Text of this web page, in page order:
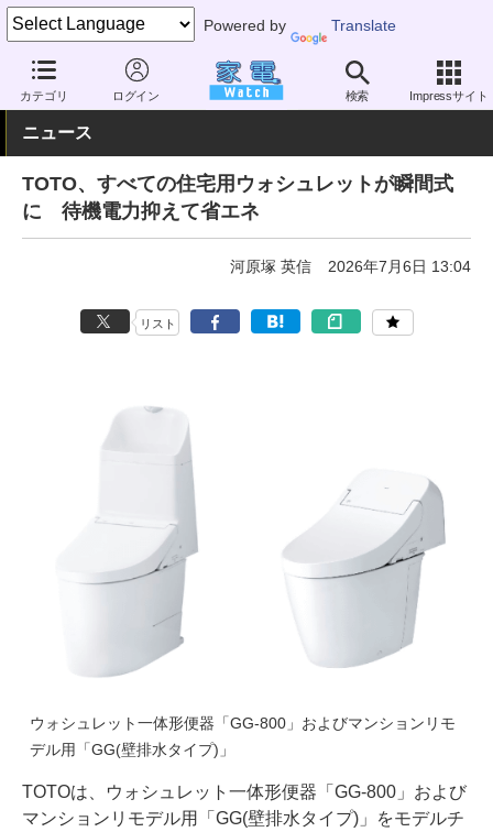
Powered by Translate
カテゴリ ログイン 検索 Impressサイト
家電 Watch 生活家電 温水洗浄便座
ニュース
TOTO、すべての住宅用ウォシュレットが瞬間式
に 待機電力抑えて省エネ
河原塚 英信 2026年7月6日 13:04
リスト
ウォシュレット一体形便器「GG-800」およびマンションリモ
デル用「GG(壁排水タイプ)」
TOTOは、ウォシュレット一体形便器「GG-800」および
マンションリモデル用「GG(壁排水タイプ)」をモデルチ